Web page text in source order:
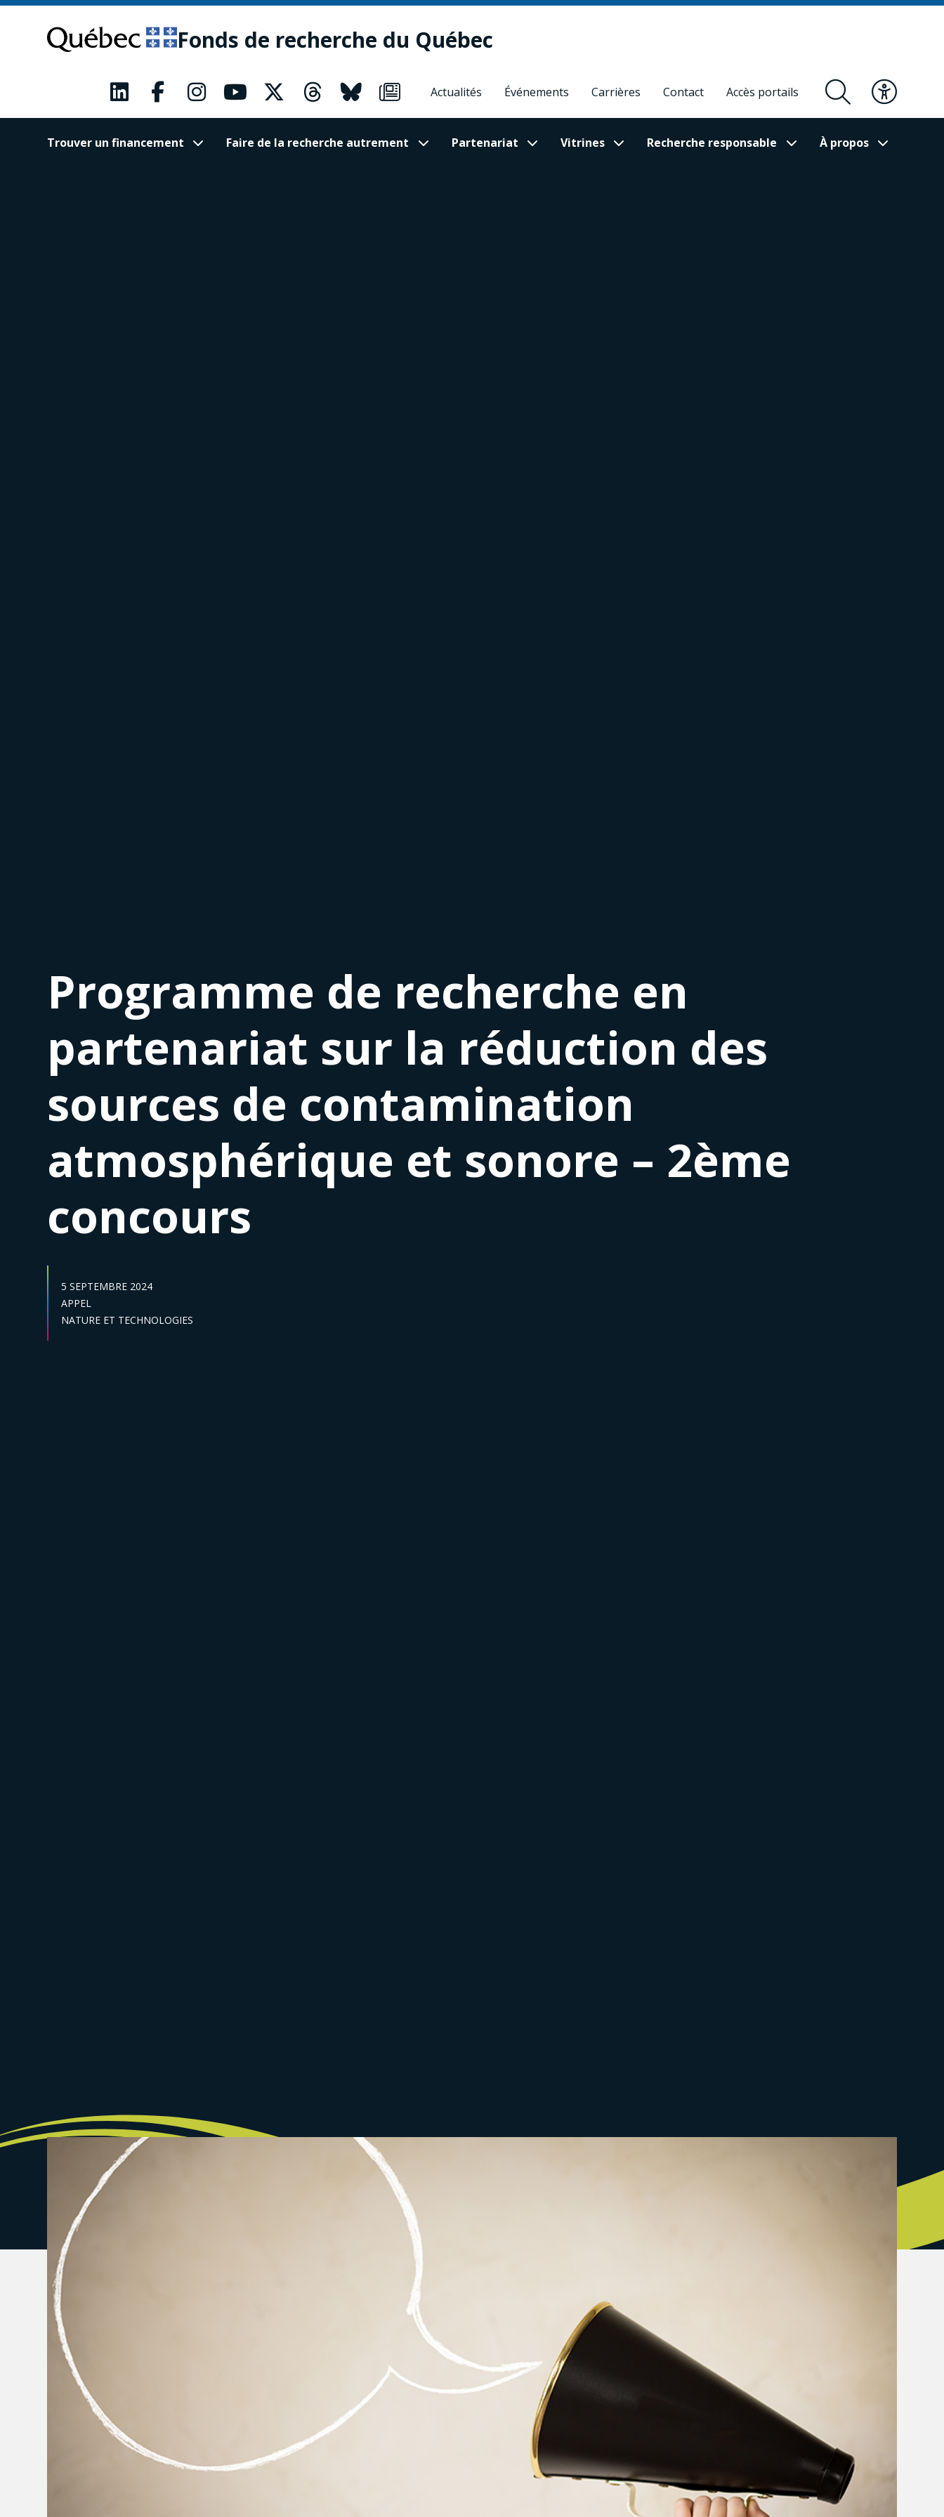
contenu
Fonds de recherche du Québec
Actualités Événements Carrières Contact Accès portails
Trouver un financement Faire de la recherche autrement Partenariat Vitrines Recherche responsable À propos
Programme de recherche en
partenariat sur la réduction des
sources de contamination
atmosphérique et sonore – 2ème
concours
DATE DE PUBLICATION :
5 SEPTEMBRE 2024
Catégories :
APPEL
Secteur :
NATURE ET TECHNOLOGIES